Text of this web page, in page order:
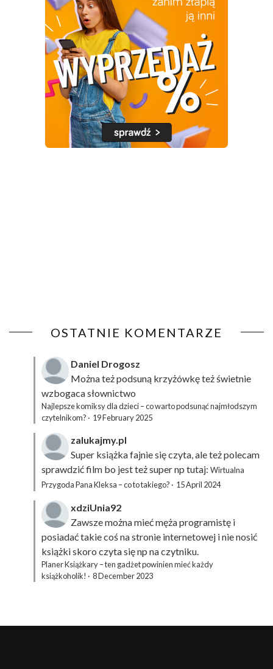
OSTATNIE KOMENTARZE
Daniel Drogosz
Można też podsuną krzyżówkęteż świetnie
wzbogaca słownictwo
Najlepsze komiksy dla dzieci – co warto podsunąć najmłodszym
czytelnikom? · 19 February 2025
zalukajmy.pl
Super książka fajnie się czyta, ale też polecam
sprawdzić film bo jest też super np tutaj: Wirtualna
Przygoda Pana Kleksa – co to takiego? · 15 April 2024
xdziUnia92
Zawsze można mieć męża programistę i
posiadać takie coś na stronie internetowej i nie nosić
książki skoro czyta się np na czytniku.
Planer Książkary – ten gadżet powinien mieć każdy
książkoholik! · 8 December 2023